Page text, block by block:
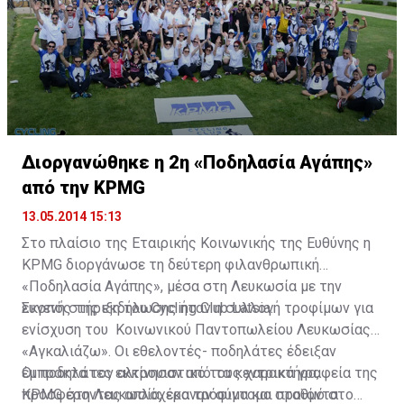
προσανατολίζεται να αναθέσει το 18% στην
Ευρωπαϊκή Τράπεζα Ανασυγκρότησης και Ανάπτυξης
(EBRD).
Διοργανώθηκε η 2η «Ποδηλασία Αγάπης»
από την KPMG
13.05.2014 15:13
Στο πλαίσιο της Εταιρικής Κοινωνικής της Ευθύνης η
KPMG διοργάνωσε τη δεύτερη φιλανθρωπική
«Ποδηλασία Αγάπης», μέσα στη Λευκωσία με την
ευγενή στήριξη του Cycling Club Latsia.
Σκοπός της εκδήλωσης ήταν η συλλογή τροφίμων για
ενίσχυση του Κοινωνικού Παντοπωλείου Λευκωσίας
«Αγκαλιάζω». Οι εθελοντές- ποδηλάτες έδειξαν
έμπρακτα τον αλτρουιστικό τους χαρακτήρα,
προσφέροντας απλόχερα τρόφιμα και προϊόντα
Οι ποδηλάτες εκκίνησαν από τα κεντρικά γραφεία της
KPMG στη Λευκωσία, έκαναν σύντομο σταθμό στο